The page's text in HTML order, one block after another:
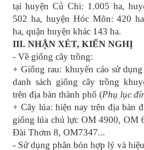
tại huyện Củ Chi: 1.005 ha,
502 ha, huyện Hóc Môn: 420
ha, quận huyện khác 143 ha.
III. NHẬN XÉT, KIẾN NGHỊ
- Về giống cây trồng:
+ Giống rau: khuyến cáo sử
danh sách giống cây trồng
trên địa bàn thành phố (Phụ lục
+ Cây lúa: hiện nay trên địa bàn
giống lúa chủ lực OM 4900, OM
Đài Thơm 8, OM7347...
- Sử dụng phân bón hợp lý và